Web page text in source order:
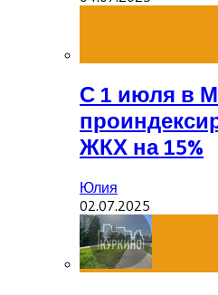
С 1 июля в
ЖКХ на 15%
Юлия
02.07.2025